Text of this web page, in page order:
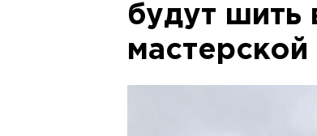
будут шить
мастерской